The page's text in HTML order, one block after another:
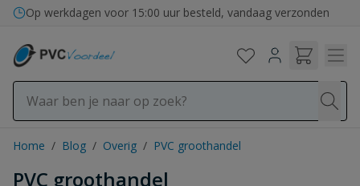
Ga naar de inhoud
Op werkdagen voor 15:00 uur besteld, vandaag verzonden
Home / Blog / Overig / PVC groothandel
PVC groothandel